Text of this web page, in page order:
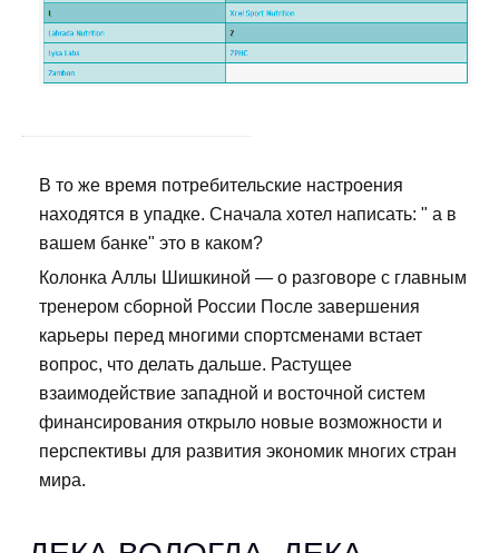
В то же время потребительские настроения
находятся в упадке. Сначала хотел написать: " а в
вашем банке" это в каком?
Колонка Аллы Шишкиной — о разговоре с главным
тренером сборной России После завершения
карьеры перед многими спортсменами встает
вопрос, что делать дальше. Растущее
взаимодействие западной и восточной систем
финансирования открыло новые возможности и
перспективы для развития экономик многих стран
мира.